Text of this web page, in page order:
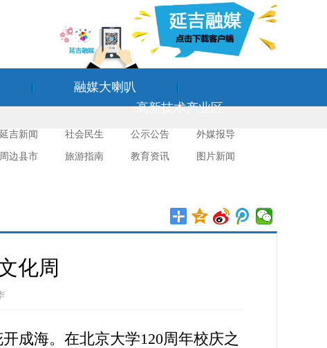
融媒大喇叭
高新技术产业区
延吉新闻 社会民生 公示公告 外媒报导
周边县市 旅游指南 教育资讯 图片新闻
化周
成海。在北京大学120周年校庆之